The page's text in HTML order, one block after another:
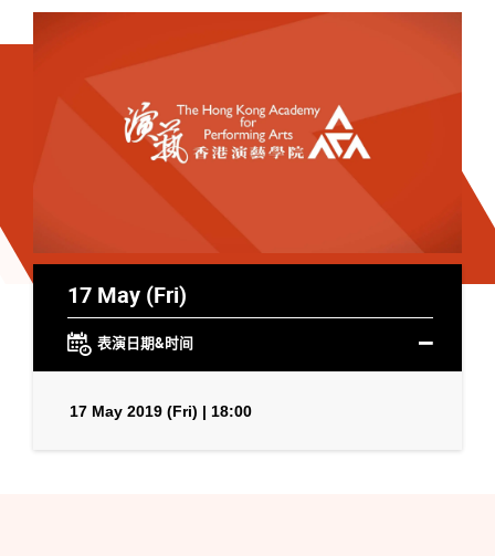
17 May (Fri)
表演日期&时间
17 May 2019 (Fri) | 18:00